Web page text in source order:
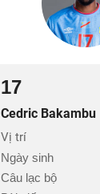
17
Cedric Bakambu
Vị trí
Ngày sinh
Câu lạc bộ